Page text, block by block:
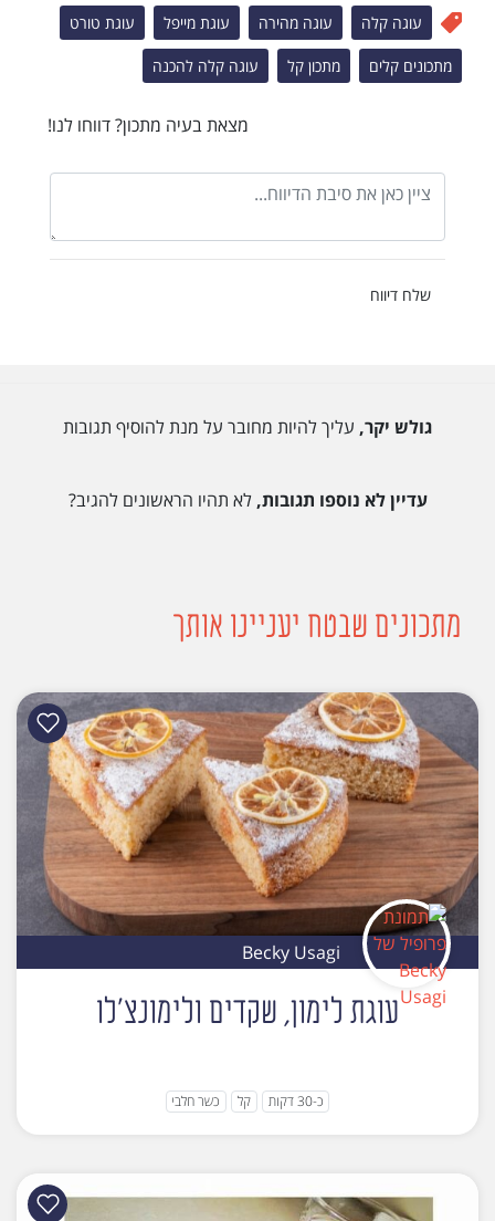
עוגה קלה עוגה מהירה עוגת מייפל עוגת טורט
מתכונים קלים מתכון קל עוגה קלה להכנה
מצאת בעיה מתכון? דווחו לנו!
שלח דיווח
גולש יקר, עליך להיות מחובר על מנת להוסיף תגובות
עדיין לא נוספו תגובות,לא תהיו הראשונים להגיב?
מתכונים שבטח יעניינו אותך
Becky Usagi
עוגת לימון, שקדים ולימונצ'לו
כ-30 דקות קל כשר חלבי